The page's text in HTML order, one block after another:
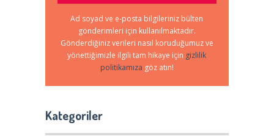
Ad soyad ve e-posta bilgileriniz bülten
gönderimleri için kullanılmaktadır.
Gönderdiğiniz verileri nasıl koruduğumuz ve
yönettiğimizle ilgili tam hikaye için gizlilik
politikamıza göz atın!
Kategoriler